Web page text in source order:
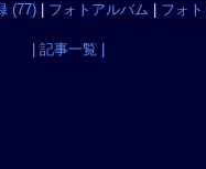
(77) フォトアルバム フォ
| 記事一覧 |